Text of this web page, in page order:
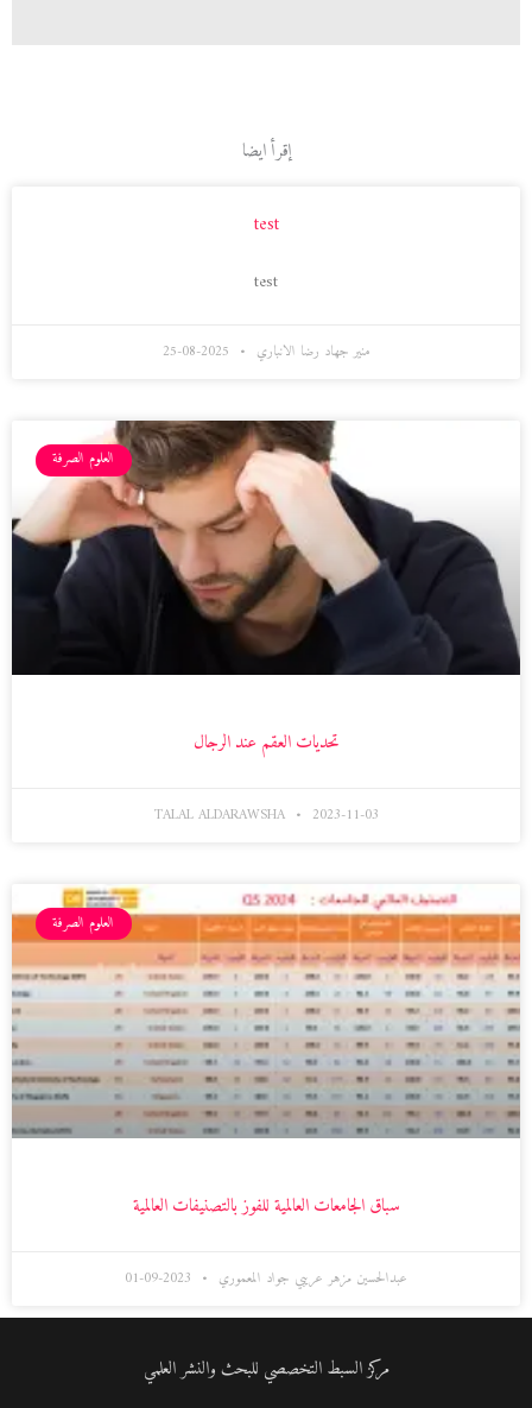
إقرأ ايضا
test
test
منير جهاد رضا الانباري
العلوم الصرفة
تحديات العقم عند الرجال
TALAL ALDARAWSHA 2023-11-03
العلوم الصرفة
سباق الجامعات العالمية للفوز بالتصنيفات العالمية
عبدالحسين مزهر عريبي جواد المعموري
مركز السبط التخصصي للبحث والنشر العلمي